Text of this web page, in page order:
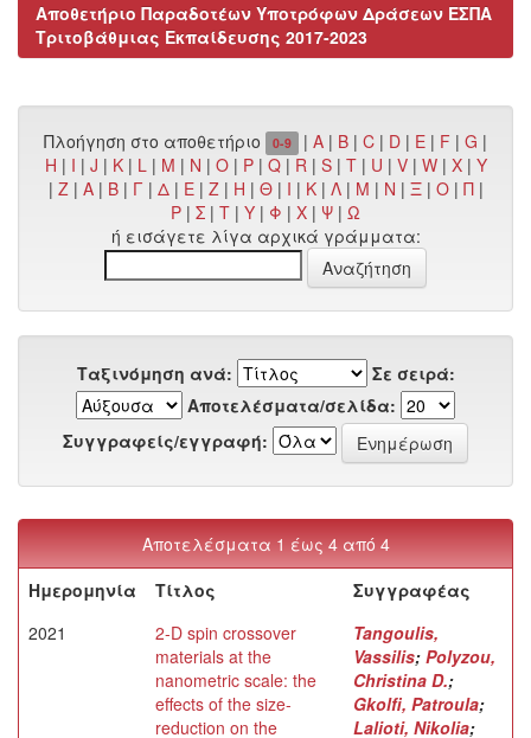
Αποθετήριο Παραδοτέων Υποτρόφων Δράσεων ΕΣΠΑ
Τριτοβάθμιας Εκπαίδευσης 2017-2023
Πλοήγηση στο αποθετήριο 0-9 |A | B |C | D | E | F |G |
H | I | J | K | L | M | N | O | P | Q | R | S | T | U | V | W | X | Y
| Z | Α | Β | Γ | Δ | Ε | Ζ | Η | Θ | Ι | Κ | Λ | Μ | Ν | Ξ | Ο | Π |
Ρ | Σ | Τ | Υ | Φ | Χ | Ψ | Ω
ή εισάγετε λίγα αρχικά γράμματα:
Ταξινόμηση ανά:
Σε σειρά:
Αποτελέσματα/σελίδα:
Συγγραφείς/εγγραφή:
Αποτελέσματα 1 έως 4 από 4
Ημερομηνία
Τίτλος
Συγγραφέας
2021
2-D spin crossover
materials at the
nanometric scale: the
effects of the size-
reduction on the
Tangoulis,
Vassilis; Polyzou,
Christina D.;
Gkolfi, Patroula;
Lalioti, Nikolia;